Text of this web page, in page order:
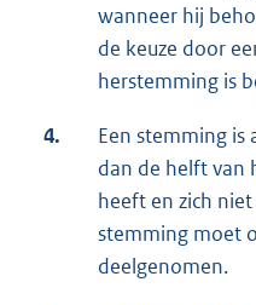
wanneer hij
de keuze door
herstemming is
4.
Een stemming is
dan de helft van
heeft en zich
stemming moet
deelgenomen.